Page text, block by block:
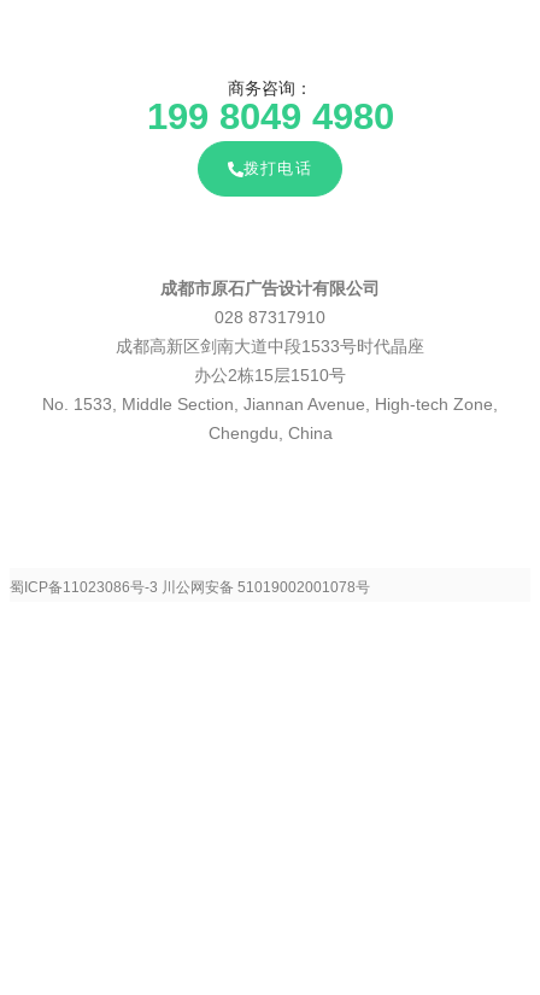
商务咨询：
199 8049 4980
拨打电话
成都市原石广告设计有限公司
028 87317910
成都高新区剑南大道中段1533号时代晶座
办公2栋15层1510号
No. 1533, Middle Section, Jiannan Avenue, High-tech Zone,
Chengdu, China
蜀ICP备11023086号-3 川公网安备 51019002001078号